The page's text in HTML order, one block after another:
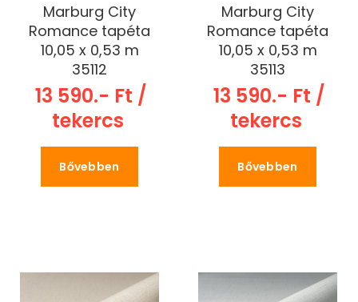
Marburg City
Romance tapéta
10,05 x 0,53 m
35112
13 590.- Ft /
tekercs
Bővebben
Marburg City
Romance tapéta
10,05 x 0,53 m
35113
13 590.- Ft /
tekercs
Bővebben